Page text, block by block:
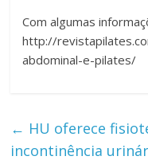
Com algumas
http://
abdominal-e-pilates/
← HU oferece
incontinência